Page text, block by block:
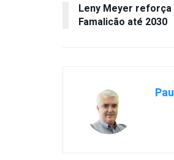
Leny Meyer reforça
Famalicão até 2030